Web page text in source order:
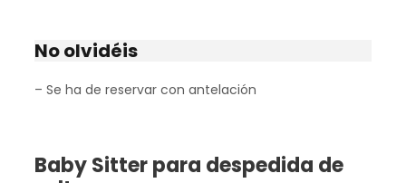
No olvidéis
– Se ha de reservar con antelación
Baby Sitter para despedida de